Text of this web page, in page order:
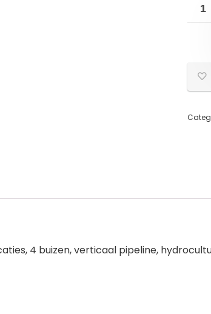
4 buizen, verticaal pipeline,